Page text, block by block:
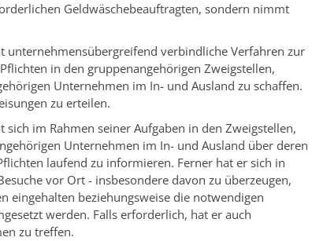
Geldwäschebeauftragten, sondern nimmt
unternehmensübergreifend verbindliche Verfahren zur
in den gruppenangehörigen Zweigstellen,
Unternehmen im In- und Ausland zu schaffen.
zu erteilen.
im Rahmen seiner Aufgaben in den Zweigstellen,
Unternehmen im In- und Ausland über deren
laufend zu informieren. Ferner hat er sich in
vor Ort - insbesondere davon zu überzeugen,
eingehalten beziehungsweise die notwendigen
werden. Falls erforderlich, hat er auch
zu treffen.